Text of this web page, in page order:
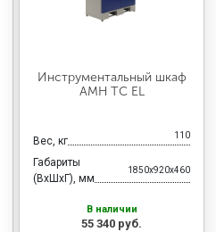
Инструментальный шкаф
AMH TC EL
Вес, кг 110
Габариты
(ВхШхГ), мм
1850x920x460
В наличии
55 340 руб.